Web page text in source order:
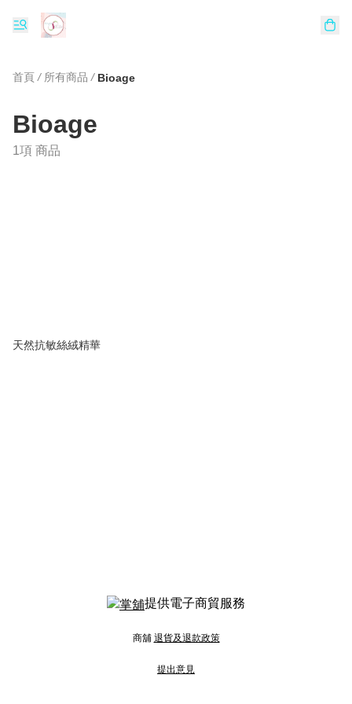
首頁 / 所有商品 / Bioage
Bioage
1項 商品
天然抗敏絲絨精華
提供電子商貿服務
商舖 退貨及退款政策
提出意見